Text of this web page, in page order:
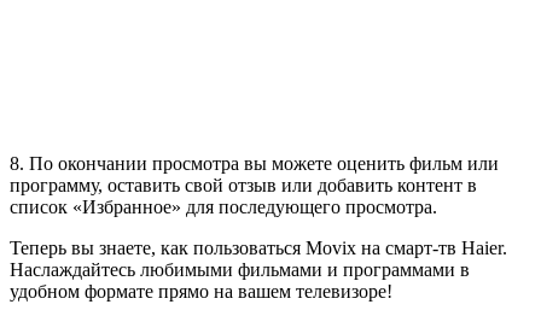
8. По окончании просмотра вы можете оценить фильм или
программу, оставить свой отзыв или добавить контент в
список «Избранное» для последующего просмотра.
Теперь вы знаете, как пользоваться Movix на смарт-тв Haier.
Наслаждайтесь любимыми фильмами и программами в
удобном формате прямо на вашем телевизоре!